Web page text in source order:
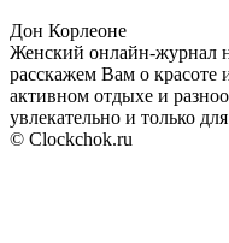
Дон Корлеоне
Женский онлайн-журнал
расскажем Вам о красоте
активном отдыхе и
увлекательно и только
© Clockchok.ru